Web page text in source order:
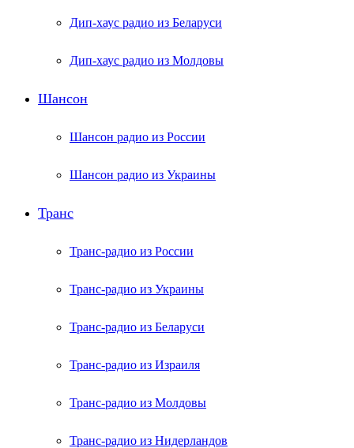
Дип-хаус радио из Беларуси
Дип-хаус радио из Молдовы
Шансон
Шансон радио из России
Шансон радио из Украины
Транс
Транс-радио из России
Транс-радио из Украины
Транс-радио из Беларуси
Транс-радио из Израиля
Транс-радио из Молдовы
Транс-радио из Нидерландов